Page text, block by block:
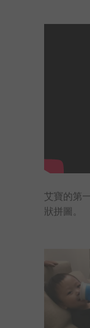
艾寶的第
狀拼圖。